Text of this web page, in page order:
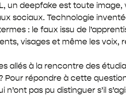
un deepfake est toute
sociaux. Technologie
: le faux issu de
visages et même les
allés à la rencontre des
Pour répondre à cette
n’ont pas pu distinguer s’il